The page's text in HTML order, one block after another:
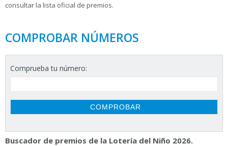
consultar la lista oficial de premios.
COMPROBAR NÚMEROS
Comprueba tu número:
Buscador de premios de la Lotería del Niño 2026.